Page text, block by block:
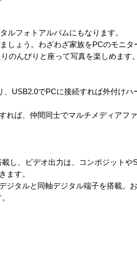
ルフォトアルバムにもなります。
しょう。わざわざ家族をPCのモニタ
のんびりと座って写真を楽しめます。
USB2.0でPCに接続すれば外付け
れば、仲間同士でマルチメディアフ
し、ビデオ出力は、コンポジット
ます。
ジタルと同軸デジタル端子を搭載。